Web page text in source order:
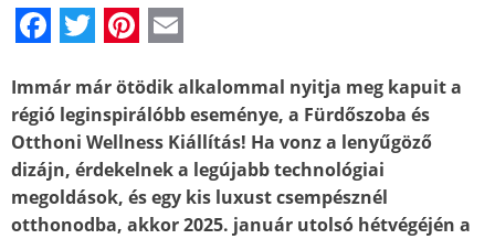
Facebook
TwitterPinterest
Immár már ötödik alkalommal nyitja meg kapuit a
régió leginspirálóbb eseménye, a Fürdőszoba és
Otthoni Wellness Kiállítás! Ha vonz a lenyűgöző
dizájn, érdekelnek a legújabb technológiai
megoldások, és egy kis luxust csempésznél
otthonodba, akkor 2025. január utolsó hétvégéjén a